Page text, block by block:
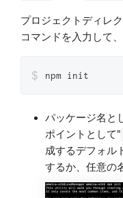
プロジェクトディレク
コマンドを入力して
$ npm init
パッケージ名と
ポイントとして"
成するデフォル
するか、任意の